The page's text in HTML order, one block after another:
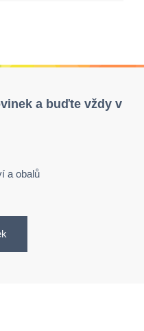
a buďte vždy v
a obalů